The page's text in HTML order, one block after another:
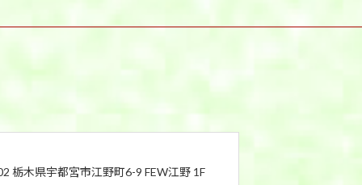
栃木県宇都宮市江野町6-9 FEW江野 1F